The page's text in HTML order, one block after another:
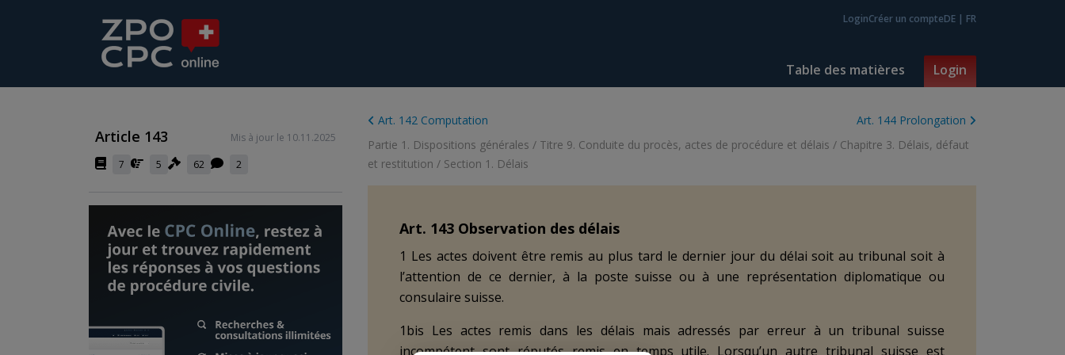
LoginCréer un compteDE | FR
Table des matières Login
Article 143
Mis à jour le 10.11.2025
7
5 62 2
Art. 142 Computation
Art. 144 Prolongation
Partie 1. Dispositions générales / Titre 9. Conduite du procès, actes de procédure et délais / Chapitre 3. Délais, défaut
et restitution / Section 1. Délais
Art. 143 Observation des délais
1 Les actes doivent être remis au plus tard le dernier jour du délai soit au tribunal soit à
l’attention de ce dernier, à la poste suisse ou à une représentation diplomatique ou
consulaire suisse.
1bis Les actes remis dans les délais mais adressés par erreur à un tribunal suisse
incompétent sont réputés remis en temps utile. Lorsqu’un autre tribunal suisse est